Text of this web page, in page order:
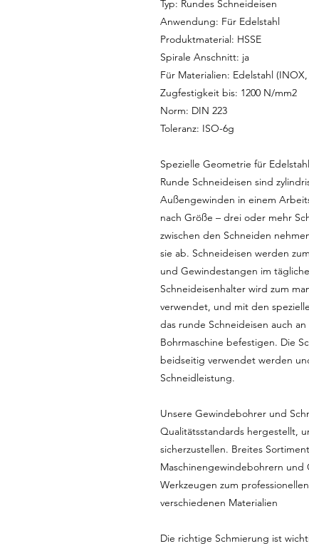
Typ: Rundes Schneideisen
Anwendung: Für Edelstahl
Produktmaterial: HSSE
Spirale Anschnitt: ja
Für Materialien: Edelstahl (INOX,
Zugfestigkeit bis: 1200 N/mm2
Norm: DIN 223
Toleranz: ISO-6g
Spezielle Geometrie für
Runde Schneideisen sind
Außengewinden in einem
nach Größe – drei oder mehr
zwischen den Schneiden
sie ab. Schneideisen werden
und Gewindestangen im
Schneideisenhalter wird zum
verwendet, und mit den
das runde Schneideisen auch
Bohrmaschine befestigen. Die
beidseitig verwendet werden
Schneidleistung.
Unsere Gewindebohrer und
Qualitätsstandards hergestellt,
sicherzustellen. Breites
Maschinengewindebohrern und
Werkzeugen zum
verschiedenen Materialien
Die richtige Schmierung ist